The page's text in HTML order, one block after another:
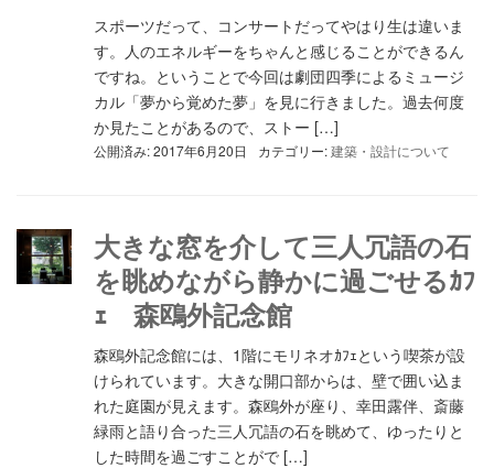
スポーツだって、コンサートだってやはり生は違いま
す。人のエネルギーをちゃんと感じることができるん
ですね。ということで今回は劇団四季によるミュージ
カル「夢から覚めた夢」を見に行きました。過去何度
か見たことがあるので、ストー […]
公開済み: 2017年6月20日 カテゴリー:建築・設計について
大きな窓を介して三人冗語の石
を眺めながら静かに過ごせるｶﾌ
ｪ 森鴎外記念館
森鴎外記念館には、1階にモリネオｶﾌｪという喫茶が設
けられています。大きな開口部からは、壁で囲い込ま
れた庭園が見えます。森鴎外が座り、幸田露伴、斎藤
緑雨と語り合った三人冗語の石を眺めて、ゆったりと
した時間を過ごすことがで […]